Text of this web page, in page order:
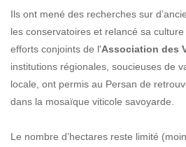
Ils ont mené des recherches sur
les conservatoires et relancé sa
efforts conjoints de l'Association des
institutions régionales, soucieuses de
locale, ont permis au Persan de
dans la mosaïque viticole savoyarde.
Le nombre d’hectares reste limité